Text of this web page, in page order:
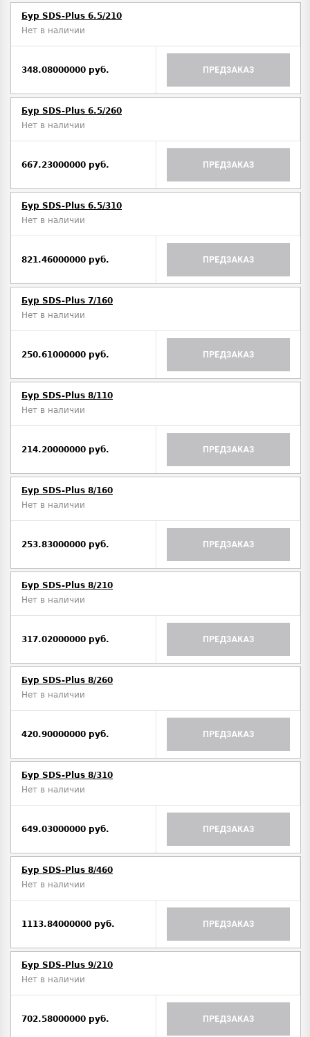
Бур SDS-Plus 6.5/210
Нет в наличии
348.08000000 руб. ПРЕДЗАКАЗ
Бур SDS-Plus 6.5/260
Нет в наличии
667.23000000 руб. ПРЕДЗАКАЗ
Бур SDS-Plus 6.5/310
Нет в наличии
821.46000000 руб. ПРЕДЗАКАЗ
Бур SDS-Plus 7/160
Нет в наличии
250.61000000 руб. ПРЕДЗАКАЗ
Бур SDS-Plus 8/110
Нет в наличии
214.20000000 руб. ПРЕДЗАКАЗ
Бур SDS-Plus 8/160
Нет в наличии
253.83000000 руб. ПРЕДЗАКАЗ
Бур SDS-Plus 8/210
Нет в наличии
317.02000000 руб. ПРЕДЗАКАЗ
Бур SDS-Plus 8/260
Нет в наличии
420.90000000 руб. ПРЕДЗАКАЗ
Бур SDS-Plus 8/310
Нет в наличии
649.03000000 руб. ПРЕДЗАКАЗ
Бур SDS-Plus 8/460
Нет в наличии
1113.84000000 руб. ПРЕДЗАКАЗ
Бур SDS-Plus 9/210
Нет в наличии
702.58000000 руб. ПРЕДЗАКАЗ